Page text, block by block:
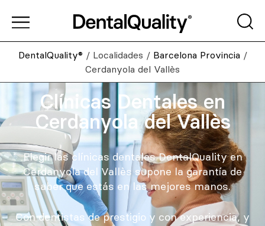
DentalQuality® / Localidades / Barcelona Provincia /
Cerdanyola del Vallès
Clínicas Dentales en
Cerdanyola del Vallès
Elegir las clínicas dentales DentalQuality en
Cerdanyola del Vallès supone la garantía de
saber que estás en las mejores manos.
Con dentistas de prestigio y con experiencia, y